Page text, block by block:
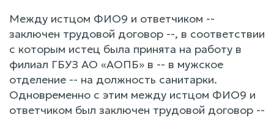
Между истцом ФИО9 и ответчиком --
заключен трудовой договор --, в соответствии
с которым истец была принята на работу в
филиал ГБУЗ АО «АОПБ» в -- в мужское
отделение -- на должность санитарки.
Одновременно с этим между истцом ФИО9 и
ответчиком был заключен трудовой договор --